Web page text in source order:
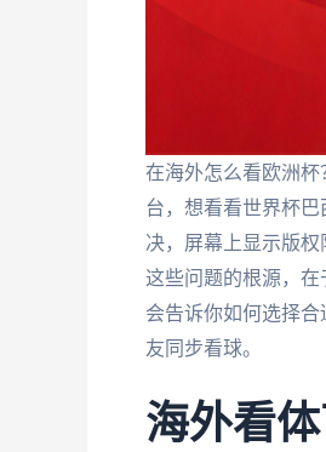
在海外怎么看欧洲
台，想看看世界杯巴
决，屏幕上显示版权
这些问题的根源，
会告诉你如何选择
友同步看球。
海外看